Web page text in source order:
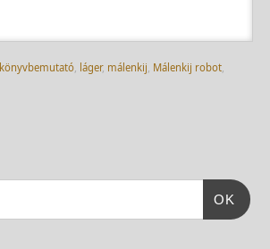
könyvbemutató, láger, málenkij Málenkij robot,
OK